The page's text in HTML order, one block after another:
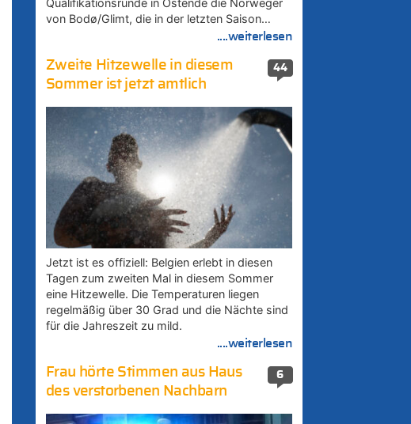
Qualifikationsrunde in Ostende die Norweger
von Bodø/Glimt, die in der letzten Saison…
....weiterlesen
44
Zweite Hitzewelle in diesem
Sommer ist jetzt amtlich
Jetzt ist es offiziell: Belgien erlebt in diesen
Tagen zum zweiten Mal in diesem Sommer
eine Hitzewelle. Die Temperaturen liegen
regelmäßig über 30 Grad und die Nächte sind
für die Jahreszeit zu mild.
....weiterlesen
6
Frau hörte Stimmen aus Haus
des verstorbenen Nachbarn